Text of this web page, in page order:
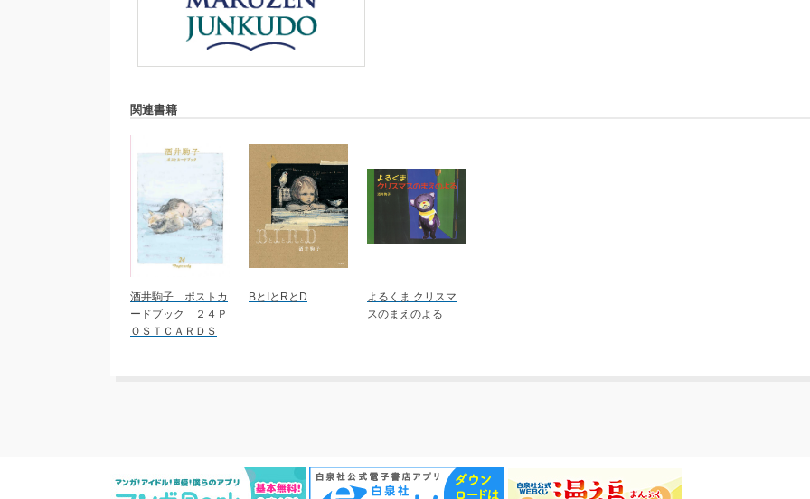
関連書籍
酒井駒子 ポストカ
ードブック ２４Ｐ
ＯＳＴＣＡＲＤＳ
BとIとRとD
よるくま クリスマ
スのまえのよる